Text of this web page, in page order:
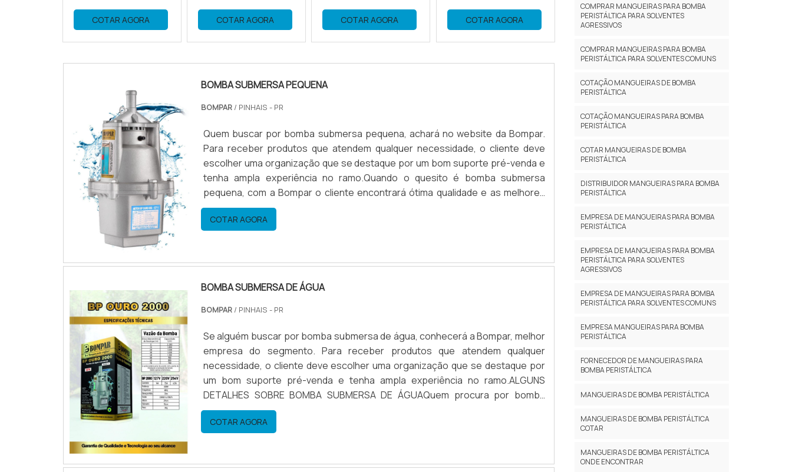
COTAR AGORA COTAR AGORA COTAR AGORA COTAR AGORA
BOMBA SUBMERSA PEQUENA
BOMPAR / PINHAIS - PR
Quem buscar por bomba submersa pequena, achará no website da Bompar.
Para receber produtos que atendem qualquer necessidade, o cliente deve
escolher uma organização que se destaque por um bom suporte pré-venda e
tenha ampla experiência no ramo.Quando o quesito é bomba submersa
pequena, com a Bompar o cliente encontrará ótima qualidade e as melhores
soluções para movimentação de água.MAIS SOBRE BOMBA SUBMERSA
PEQUENAA Bompar objetiva seu...
COTAR AGORA
BOMBA SUBMERSA DE ÁGUA
BOMPAR / PINHAIS - PR
Se alguém buscar por bomba submersa de água, conhecerá a Bompar, melhor
empresa do segmento. Para receber produtos que atendem qualquer
necessidade, o cliente deve escolher uma organização que se destaque por
um bom suporte pré-venda e tenha ampla experiência no ramo.ALGUNS
DETALHES SOBRE BOMBA SUBMERSA DE ÁGUAQuem procura por bomba
submersa de água em uma empresa que preza pela segurança, chega até a
Bompar. Com grande know-how focado ...
COTAR AGORA
COMPRAR MANGUEIRAS PARA BOMBA
PERISTÁLTICA PARA SOLVENTES
AGRESSIVOS
COMPRAR MANGUEIRAS PARA BOMBA
PERISTÁLTICA PARA SOLVENTES COMUNS
COTAÇÃO MANGUEIRAS DE BOMBA
PERISTÁLTICA
COTAÇÃO MANGUEIRAS PARA BOMBA
PERISTÁLTICA
COTAR MANGUEIRAS DE BOMBA
PERISTÁLTICA
DISTRIBUIDOR MANGUEIRAS PARA BOMBA
PERISTÁLTICA
EMPRESA DE MANGUEIRAS PARA BOMBA
PERISTÁLTICA
EMPRESA DE MANGUEIRAS PARA BOMBA
PERISTÁLTICA PARA SOLVENTES
AGRESSIVOS
EMPRESA DE MANGUEIRAS PARA BOMBA
PERISTÁLTICA PARA SOLVENTES COMUNS
EMPRESA MANGUEIRAS PARA BOMBA
PERISTÁLTICA
FORNECEDOR DE MANGUEIRAS PARA
BOMBA PERISTÁLTICA
MANGUEIRAS DE BOMBA PERISTÁLTICA
MANGUEIRAS DE BOMBA PERISTÁLTICA
COTAR
MANGUEIRAS DE BOMBA PERISTÁLTICA
ONDE ENCONTRAR